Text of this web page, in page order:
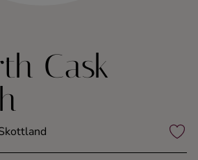
Cask